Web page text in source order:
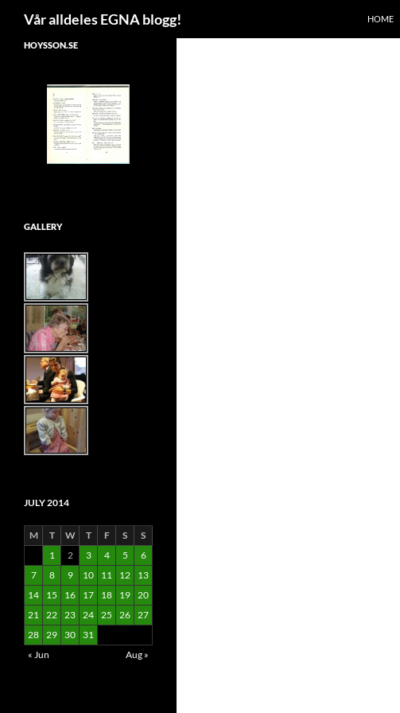
Vår alldeles EGNA blogg! HOME
HOYSSON.SE
GALLERY
JULY 2014
M T W T F S
S
1
2 3 4 5
6
7
8 9 10 11 12
13
14
15 16 17 18 19 20
21 22 23 24 25 26 27
28 29 30
31
« Jun
Aug »